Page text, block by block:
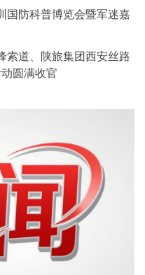
国防科普博览会暨军迷嘉
索道、陕旅集团西安丝路
圆满收官